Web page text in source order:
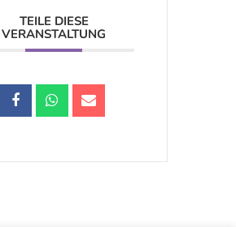
TEILE DIESE
VERANSTALTUNG